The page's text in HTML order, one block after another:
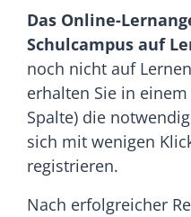
Das Online-
Schulcampus auf
noch nicht auf
erhalten Sie in
Spalte) die
sich mit wenigen
registrieren.
Nach erfolgreicher